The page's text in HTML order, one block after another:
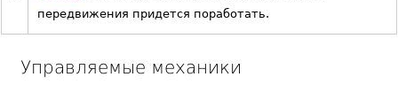
передвижения придется поработать.
Управляемые механики